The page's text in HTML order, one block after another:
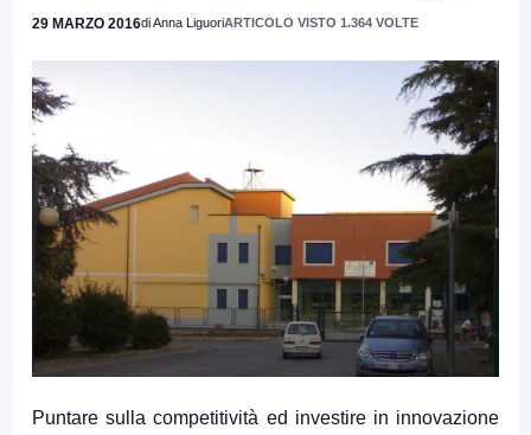
29 MARZO 2016di Anna LiguoriARTICOLO VISTO 1.364 VOLTE
Puntare sulla competitività ed investire in innovazione